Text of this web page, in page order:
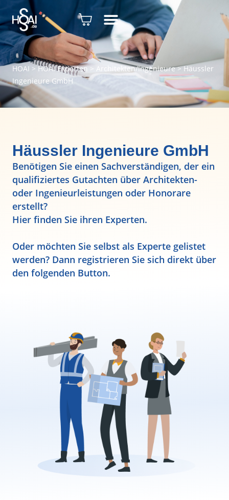
HOAI > HOAI Experten> Architekten/Ingenieure>Häussler
Ingenieure GmbH
Häussler Ingenieure GmbH
Benötigen Sie einen Sachverständigen, der ein
qualifiziertes Gutachten über Architekten-
oder Ingenieurleistungen oder Honorare
erstellt?
Hier finden Sie ihren Experten.
Oder möchten Sie selbst als Experte gelistet
werden? Dann registrieren Sie sich direkt über
den folgenden Button.